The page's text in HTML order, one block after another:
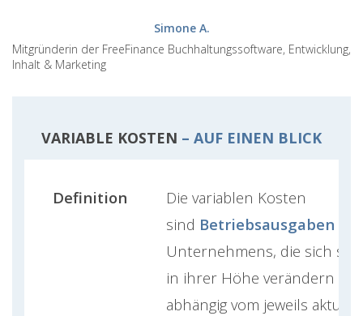
Simone A.
Mitgründerin der FreeFinance Buchhaltungssoftware, Entwicklung,
Inhalt & Marketing
VARIABLE KOSTEN – AUF EINEN BLICK
Definition
Die variablen Kosten
sind Betriebsausgaben
Unternehmens, die sich
in ihrer Höhe verändern –
abhängig vom jeweils